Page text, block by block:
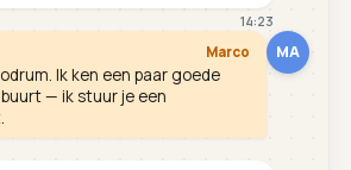
14:23
MA
Marco
Ik ken een paar goede
— ik stuur je een